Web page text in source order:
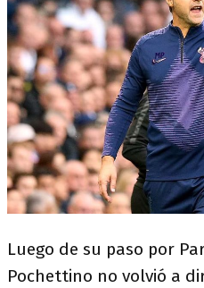
Luego de su paso por
Pochettino no volvió a